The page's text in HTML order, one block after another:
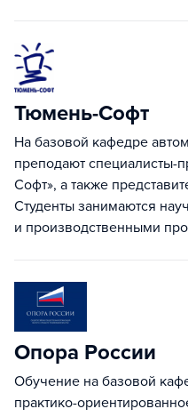
Тюмень-Cофт
На базовой кафедре
преподают специалисты-
Софт», а также
Студенты занимаются
и производственными
Опора России
Обучение на базовой
практико-